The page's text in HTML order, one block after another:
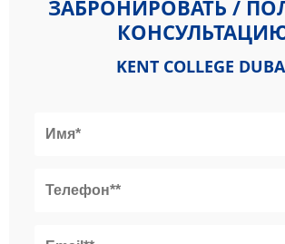
ЗАБРОНИРОВАТЬ /
KENT COLLEGE